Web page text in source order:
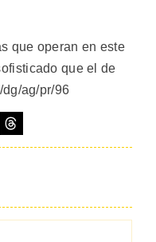
que operan en este
que el de
ag/pr/96